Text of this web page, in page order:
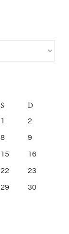
S D
1 2
8 9
15 16
22 23
29 30